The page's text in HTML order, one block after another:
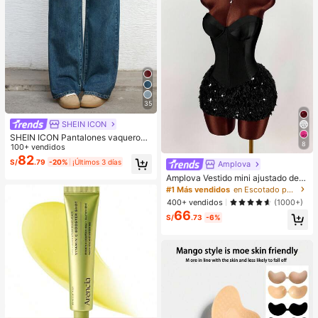
35
SHEIN ICON
SHEIN ICON Pantalones vaqueros
de pierna ancha de unicolor, de bol
sillo, informales y versátiles
100+ vendidos
S/82.79 -20% ¡Últimos 3 días
8
Amplova
Amplova Vestido mini ajustado de
mujer con parches de unicolor, dobl
adillo de piel sintética y estilo de m
oda
#1 Más vendidos
en Escotado por detrás Mini vestidos de mujer
400+ vendidos
(1000+)
S/66.73 -6%